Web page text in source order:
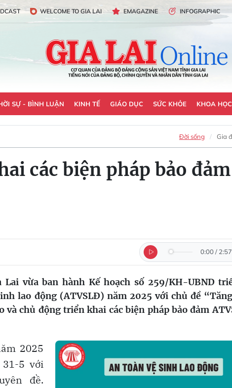
WELCOME TO GIA LAI EMAGAZINE INFOGRAPHIC
SỰ - BÌNH LUẬN KINH TẾ GIÁO DỤC SỨC KHỎE KHOA
Đời sống Gia
các biện pháp bảo
0:00 / 2:57
vừa ban hành Kế hoạch số 259/KH-UBND
lao động (ATVSLĐ) năm 2025 với chủ đề
chủ động triển khai các biện pháp bảo đảm
2025
5 với
đề.